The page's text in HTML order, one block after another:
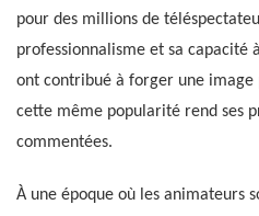
pour des millions de
professionnalisme et sa capacité
ont contribué à forger une image
cette même popularité rend ses
commentées.
À une époque où les animateurs